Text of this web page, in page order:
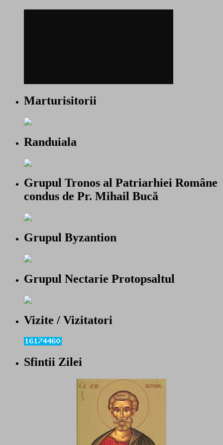
Marturisitorii
Randuiala
Grupul Tronos al Patriarhiei Române
condus de Pr. Mihail Bucă
Grupul Byzantion
Grupul Nectarie Protopsaltul
Vizite / Vizitatori
Sfintii Zilei